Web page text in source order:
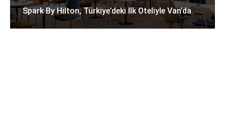
Spark By Hilton, Türkiye’deki Ilk Oteliyle Van’da